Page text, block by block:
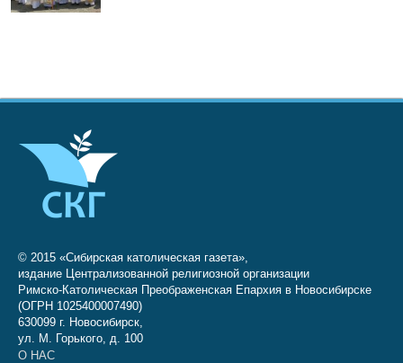
© 2015 «Сибирская католическая газета»,
издание Централизованной религиозной организации
Римско-Католическая Преображенская Епархия в Новосибирске
(ОГРН 1025400007490)
630099 г. Новосибирск,
ул. М. Горького, д. 100
О НАС